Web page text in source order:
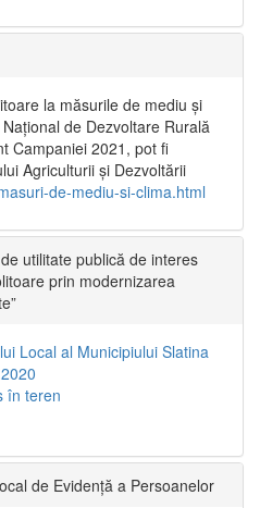
la măsurile de mediu și
de Dezvoltare Rurală
Campaniei 2021, pot fi
Agriculturii și Dezvoltării
de-mediu-si-clima.html
utilitate publică de interes
prin modernizarea
Local al Municipiului Slatina
în teren
de Evidență a Persoanelor